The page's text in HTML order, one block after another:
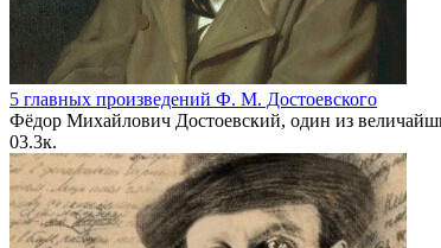
5 главных произведений Ф. М. Достоевского
Фёдор Михайлович Достоевский, один из
03.3к.